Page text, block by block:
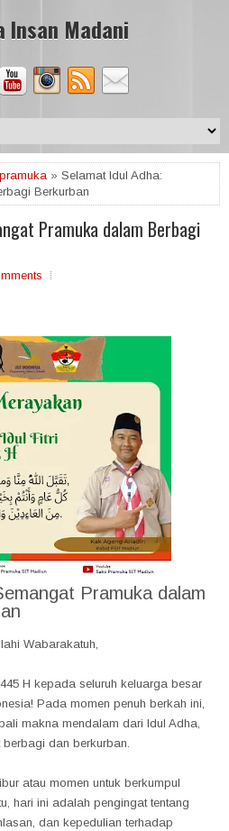
Insan Madani
» Selamat Idul Adha:
Berkurban
Pramuka dalam Berbagi
Pramuka dalam
Wabarakatuh,
H kepada seluruh keluarga besar
Pada momen penuh berkah ini,
makna mendalam dari Idul Adha,
dan berkurban.
atau momen untuk berkumpul
hari ini adalah pengingat tentang
dan kepedulian terhadap